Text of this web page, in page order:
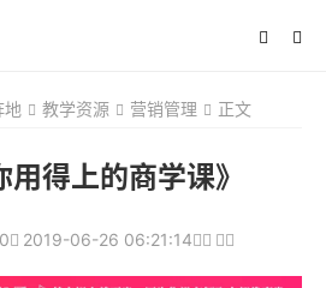
地 教学资源 营销管理 正文
用得上的商学课》
2019-06-26 06:21:14